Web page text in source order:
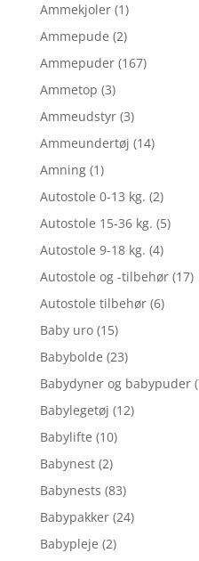
Ammekjoler (1)
Ammepude (2)
Ammepuder (167)
Ammetop (3)
Ammeudstyr (3)
Ammeundertøj (14)
Amning (1)
Autostole 0-13 kg. (2)
Autostole 15-36 kg. (5)
Autostole 9-18 kg. (4)
Autostole og -tilbehør (17)
Autostole tilbehør (6)
Baby uro (15)
Babybolde (23)
Babydyner og babypuder
Babylegetøj (12)
Babylifte (10)
Babynest (2)
Babynests (83)
Babypakker (24)
Babypleje (2)